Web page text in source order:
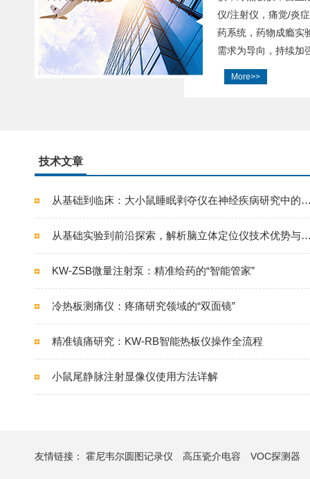
仪/注射仪，痛觉/炎
药系统，药物成瘾实
需求为导向，持续加
More>>
技术文章
从基础到临床：大小鼠睡眠剥夺仪在神经
从基础实验到前沿探索，解析脑立体定位
KW-ZSB微量注射泵：精准给药的“智能管家”
冷热板测痛仪：疼痛研究领域的“双面镜”
精准镇痛研究：KW-RB智能热板仪操作全流程
小鼠尾静脉注射显像仪使用方法详解
友情链接： 霍尼韦尔圆图记录仪 高压瓷介电容 VOC探测器